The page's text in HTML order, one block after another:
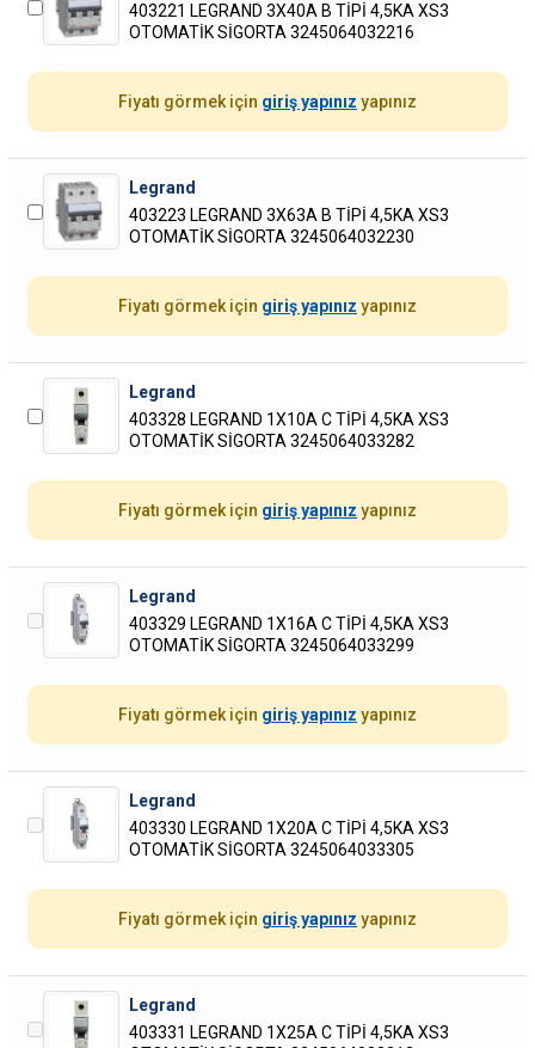
403221 LEGRAND 3X40A B TİPİ 4,5KA XS3
OTOMATİK SİGORTA 3245064032216
Fiyatı görmek için giriş yapınız yapınız
Legrand
403223 LEGRAND 3X63A B TİPİ 4,5KA XS3
OTOMATİK SİGORTA 3245064032230
Fiyatı görmek için giriş yapınız yapınız
Legrand
403328 LEGRAND 1X10A C TİPİ 4,5KA XS3
OTOMATİK SİGORTA 3245064033282
Fiyatı görmek için giriş yapınız yapınız
Legrand
403329 LEGRAND 1X16A C TİPİ 4,5KA XS3
OTOMATİK SİGORTA 3245064033299
Fiyatı görmek için giriş yapınız yapınız
Legrand
403330 LEGRAND 1X20A C TİPİ 4,5KA XS3
OTOMATİK SİGORTA 3245064033305
Fiyatı görmek için giriş yapınız yapınız
Legrand
403331 LEGRAND 1X25A C TİPİ 4,5KA XS3